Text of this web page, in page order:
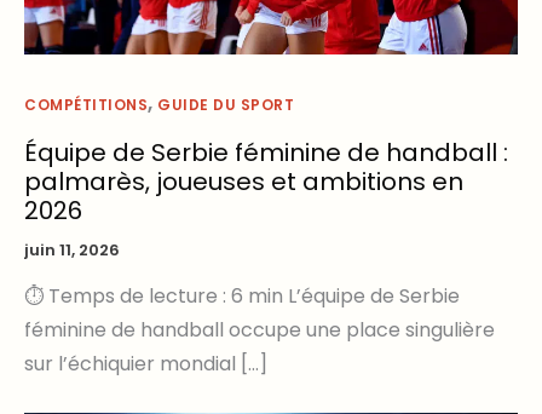
COMPÉTITIONS, GUIDE DU SPORT
Équipe de Serbie féminine de handball :
palmarès, joueuses et ambitions en
2026
juin 11, 2026
⏱ Temps de lecture : 6 min L’équipe de Serbie
féminine de handball occupe une place singulière
sur l’échiquier mondial […]